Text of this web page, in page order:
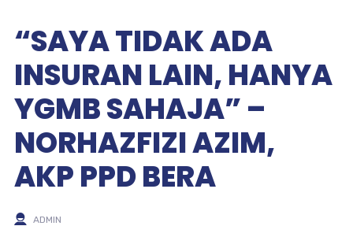
“SAYA TIDAK ADA
INSURAN LAIN, HANYA
YGMB SAHAJA” –
NORHAZFIZI AZIM,
AKP PPD BERA
ADMIN